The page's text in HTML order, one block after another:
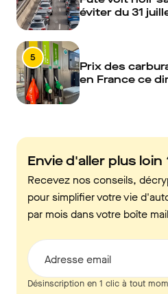
éviter du 31
5
Prix des
en France ce
Envie d'aller plus loin
Recevez nos conseils,
pour simplifier votre vie
par mois dans votre boîte
Adresse email
Désinscription en 1 clic à tout